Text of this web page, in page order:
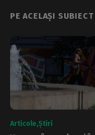
PE ACELAȘI SUBIECT
Articole Știri